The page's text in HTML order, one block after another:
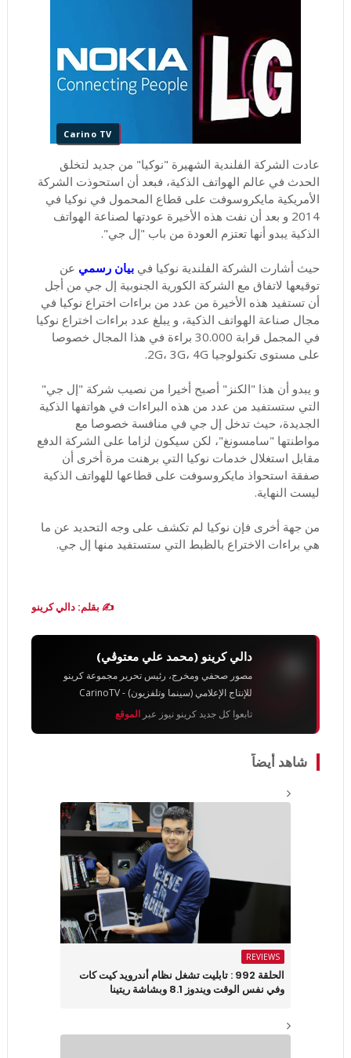
Carino TV
عادت الشركة الفلندية الشهيرة "نوكيا" من جديد لتخلق
الحدث في عالم الهواتف الذكية، فبعد أن استحوذت الشركة
الأمريكية مايكروسوفت على قطاع المحمول في نوكيا في
2014 و بعد أن نفت هذه الأخيرة عودتها لصناعة الهواتف
الذكية يبدو أنها تعتزم العودة من باب "إل جي".
حيث أشارت الشركة الفلندية نوكيا في بيان رسمي عن
توقيعها لاتفاق مع الشركة الكورية الجنوبية إل جي من أجل
أن تستفيد هذه الأخيرة من عدد من براءات اختراع نوكيا في
مجال صناعة الهواتف الذكية، و يبلغ عدد براءات اختراع نوكيا
في المجمل قرابة 30.000 براءة في هذا المجال خصوصا
على مستوى تكنولوجيا 2G، 3G، 4G.
و يبدو أن هذا "الكنز" أصبح أخيرا من نصيب شركة "إل جي"
التي ستستفيد من عدد من هذه البراءات في هواتفها الذكية
الجديدة، حيث تدخل إل جي في منافسة خصوصا مع
مواطنتها "سامسونغ"، لكن سيكون لزاما على الشركة الدفع
مقابل استغلال خدمات نوكيا التي برهنت مرة أخرى أن
صفقة استحواذ مايكروسوفت على قطاعها للهواتف الذكية
ليست النهاية.
من جهة أخرى فإن نوكيا لم تكشف على وجه التحديد عن ما
هي براءات الاختراع بالظبط التي ستستفيد منها إل جي.
✍️ بقلم: دالي كرينو
دالي كرينو (محمد علي معتوڨي)
مصور صحفي ومخرج، رئيس تحرير مجموعة كرينو
للإنتاج الإعلامي (سينما وتلفزيون) - CarinoTV
تابعوا كل جديد كرينو نيوز عبر الموقع
شاهد أيضاً
REVIEWS
الحلقة 992 : تابليت تشغل نظام أندرويد كيت كات
وفي نفس الوقت ويندوز 8.1 وبشاشة ريتينا